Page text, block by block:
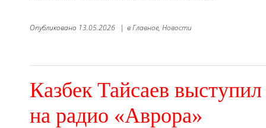
Опубликовано 13.05.2026 | вГлавное, Новости
Казбек Тайсаев выступил
на радио «Аврора»